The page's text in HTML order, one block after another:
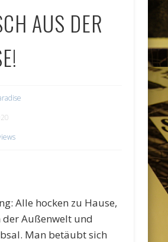
AUS DER
Alle hocken zu Hause,
Außenwelt und
Man betäubt sich